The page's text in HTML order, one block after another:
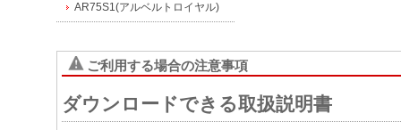
AR75S1(アルベルトロイヤル)
ご利用する場合の注意事項
ダウンロードできる取扱説明書